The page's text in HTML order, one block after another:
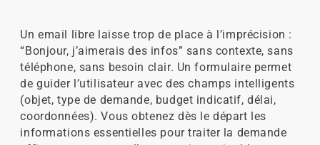
Un email libre laisse trop de place à l’imprécision :
“Bonjour, j’aimerais des infos” sans contexte, sans
téléphone, sans besoin clair. Un formulaire permet
de guider l’utilisateur avec des champs intelligents
(objet, type de demande, budget indicatif, délai,
coordonnées). Vous obtenez dès le départ les
informations essentielles pour traiter la demande